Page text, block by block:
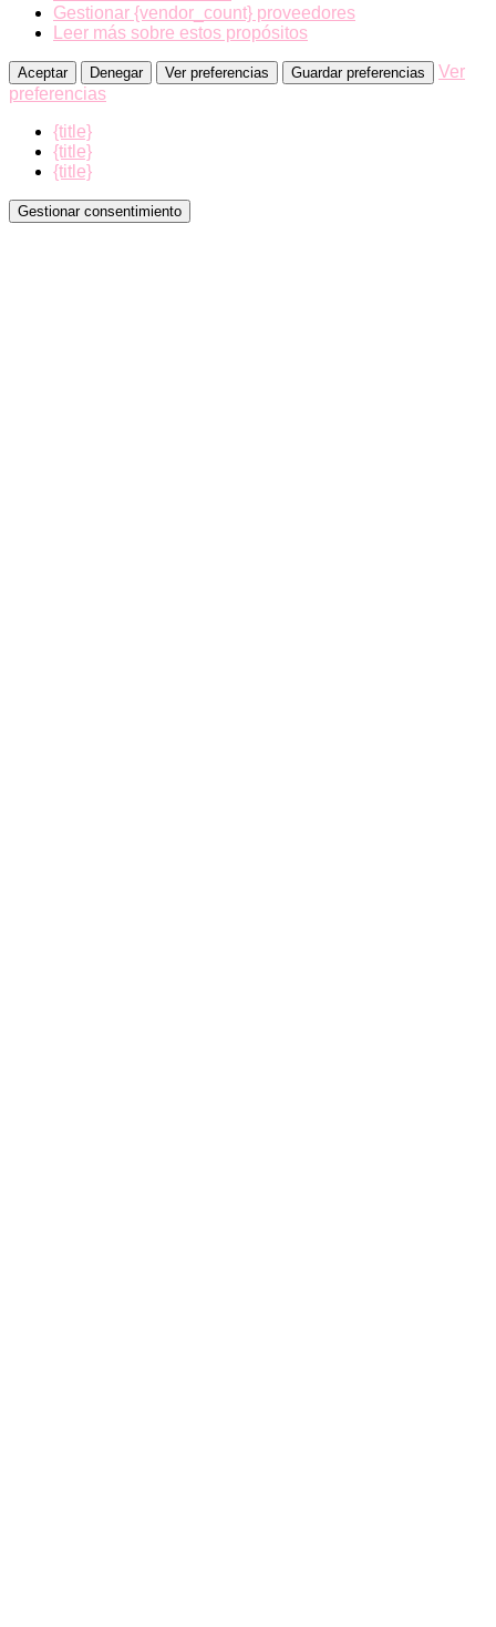
Gestionar {vendor_count} proveedores
Leer más sobre estos propósitos
Aceptar Denegar Ver preferencias Guardar preferencias
Ver
preferencias
{title}
{title}
{title}
Gestionar consentimiento